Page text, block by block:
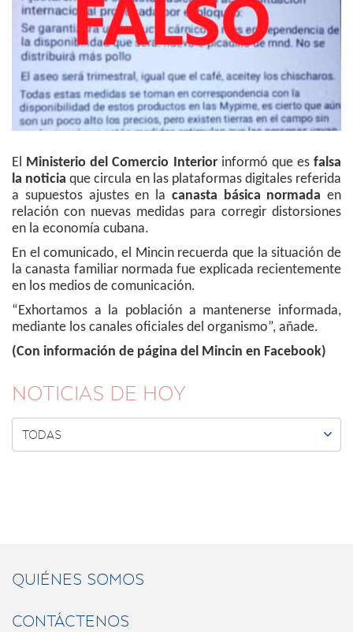
El Ministerio del Comercio Interior informó que es falsa
la noticia que circula en las plataformas digitales referida
a supuestos ajustes en la canasta básica normada en
relación con nuevas medidas para corregir distorsiones
en la economía cubana.
En el comunicado, el Mincin recuerda que la situación de
la canasta familiar normada fue explicada recientemente
en los medios de comunicación.
“Exhortamos a la población a mantenerse informada,
mediante los canales oficiales del organismo”, añade.
(Con información de página del Mincin en Facebook)
NOTICIAS DE HOY
TODAS 
QUIÉNES SOMOS
CONTÁCTENOS